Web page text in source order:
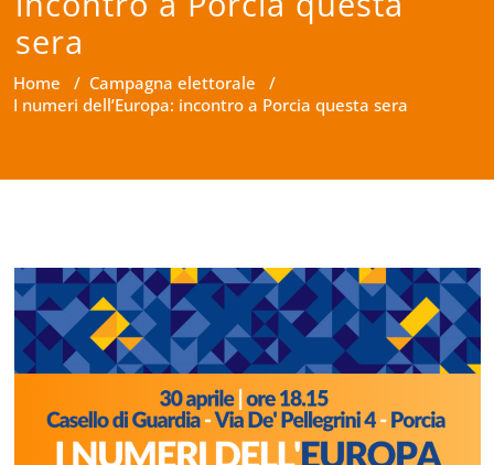
sera
Home / Campagna elettorale /
I numeri dell’Europa: incontro a Porcia questa sera